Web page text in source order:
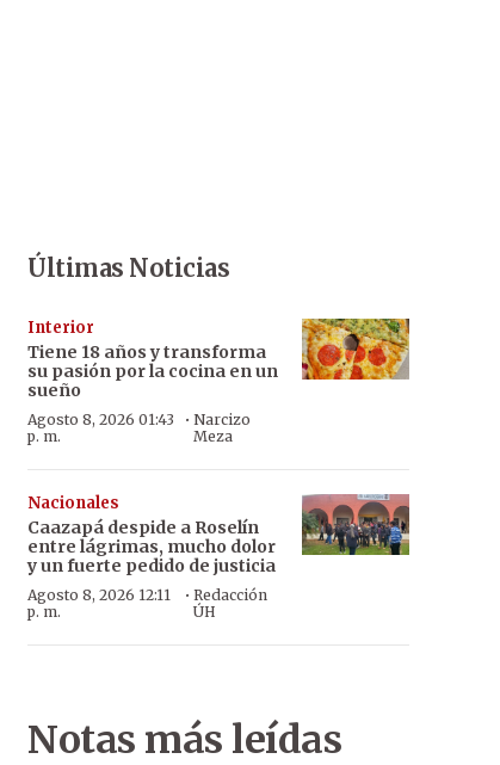
Últimas Noticias
Interior
Tiene 18 años y transforma
su pasión por la cocina en un
sueño
Agosto 8, 2026 01:43
p. m.
·Narcizo
Meza
Nacionales
Caazapá despide a Roselín
entre lágrimas, mucho dolor
y un fuerte pedido de justicia
Agosto 8, 2026 12:11
p. m.
· Redacción
ÚH
Notas más leídas